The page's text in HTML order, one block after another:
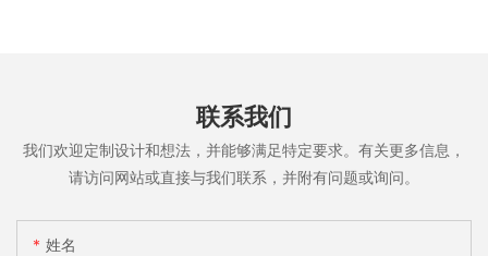
联系我们
我们欢迎定制设计和想法，并能够满足特定要求。有关更多信息，
请访问网站或直接与我们联系，并附有问题或询问。
姓名